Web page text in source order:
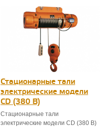
Стационарные тали
электрические модели
CD (380 В)
Стационарные тали
электрические модели CD (380 В)